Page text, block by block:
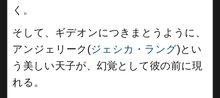
く。
そして、ギデオンにつきまとうように、
アンジェリーク(ジェシカ・ラング)とい
う美しい天子が、幻覚として彼の前に現
れる。